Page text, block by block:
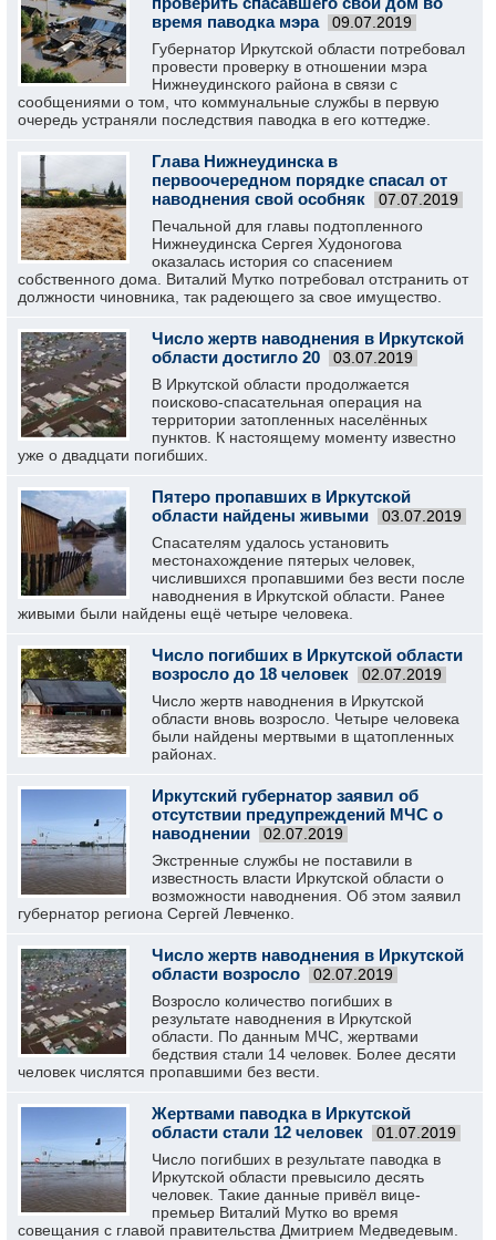
время паводка мэра
09.07.2019
Губернатор Иркутской области потребовал
провести проверку в отношении мэра
Нижнеудинского района в связи с
сообщениями о том, что коммунальные службы в первую
очередь устраняли последствия паводка в его коттедже.
Глава Нижнеудинска в
первоочередном порядке спасал от
наводнения свой особняк
07.07.2019
Печальной для главы подтопленного
Нижнеудинска Сергея Худоногова
оказалась история со спасением
собственного дома. Виталий Мутко потребовал отстранить от
должности чиновника, так радеющего за свое имущество.
Число жертв наводнения в Иркутской
области достигло 20
03.07.2019
В Иркутской области продолжается
поисково-спасательная операция на
территории затопленных населённых
пунктов. К настоящему моменту известно
уже о двадцати погибших.
Пятеро пропавших в Иркутской
области найдены живыми
03.07.2019
Спасателям удалось установить
местонахождение пятерых человек,
числившихся пропавшими без вести после
наводнения в Иркутской области. Ранее
живыми были найдены ещё четыре человека.
Число погибших в Иркутской области
возросло до 18 человек
02.07.2019
Число жертв наводнения в Иркутской
области вновь возросло. Четыре человека
были найдены мертвыми в щатопленных
районах.
Иркутский губернатор заявил об
отсутствии предупреждений МЧС о
наводнении
02.07.2019
Экстренные службы не поставили в
известность власти Иркутской области о
возможности наводнения. Об этом заявил
губернатор региона Сергей Левченко.
Число жертв наводнения в Иркутской
области возросло
02.07.2019
Возросло количество погибших в
результате наводнения в Иркутской
области. По данным МЧС, жертвами
бедствия стали 14 человек. Более десяти
человек числятся пропавшими без вести.
Жертвами паводка в Иркутской
области стали 12 человек
01.07.2019
Число погибших в результате паводка в
Иркутской области превысило десять
человек. Такие данные привёл вице-
премьер Виталий Мутко во время
совещания с главой правительства Дмитрием Медведевым.